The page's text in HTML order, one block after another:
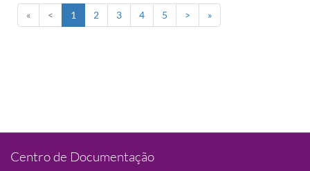
« < 1 2 3 4 5 > »
Centro de Documentação